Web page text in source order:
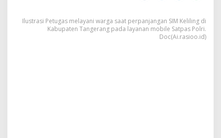
Hadir
di
Ilustrasi Petugas melayani warga saat perpanjangan SIM Keliling di
Kabupaten Tangerang pada layanan mobile Satpas Polri.
Doc(Ai.rasioo.id)